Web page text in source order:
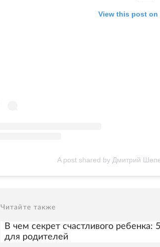
View this post on
A post shared by Дмитрий
Читайте также
В чем секрет счастливого ребенка:
для родителей